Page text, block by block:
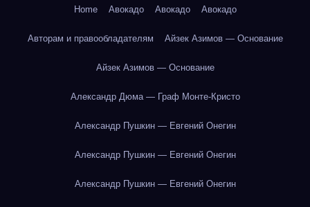
Home Авокадо Авокадо Авокадо
Авторам и правообладателям Айзек Азимов — Основание
Айзек Азимов — Основание
Александр Дюма — Граф Монте-Кристо
Александр Пушкин — Евгений Онегин
Александр Пушкин — Евгений Онегин
Александр Пушкин — Евгений Онегин